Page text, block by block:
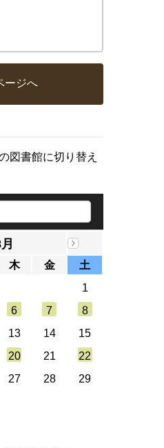
ージへ
図書館に切り替え
木 金
土
1
6 7
8
13 14
15
20 21
22
27 28
29